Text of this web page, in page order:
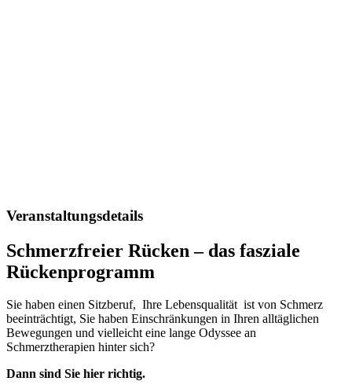
Veranstaltungsdetails
Schmerzfreier Rücken – das fasziale
Rückenprogramm
Sie haben einen Sitzberuf, Ihre Lebensqualität ist von Schmerz
beeinträchtigt, Sie haben Einschränkungen in Ihren alltäglichen
Bewegungen und vielleicht eine lange Odyssee an
Schmerztherapien hinter sich?
Dann sind Sie hier richtig.